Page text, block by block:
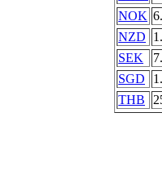
NOK
NZD
SEK
SGD
THB